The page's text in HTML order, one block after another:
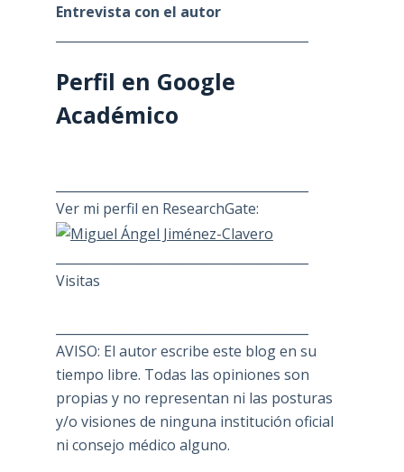
Entrevista con el autor
Perfil en Google
Académico
Ver mi perfil en ResearchGate:
Visitas
AVISO: El autor escribe este blog en su
tiempo libre. Todas las opiniones son
propias y no representan ni las posturas
y/o visiones de ninguna institución oficial
ni consejo médico alguno.